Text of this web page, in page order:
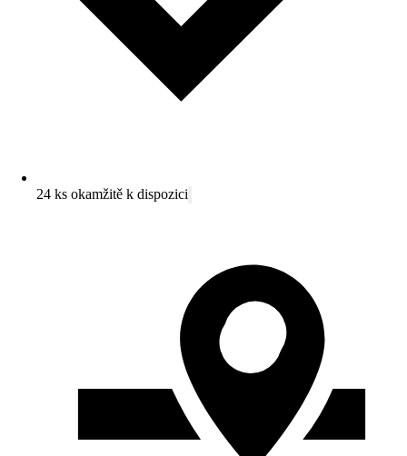
24 ks okamžitě k dispozici